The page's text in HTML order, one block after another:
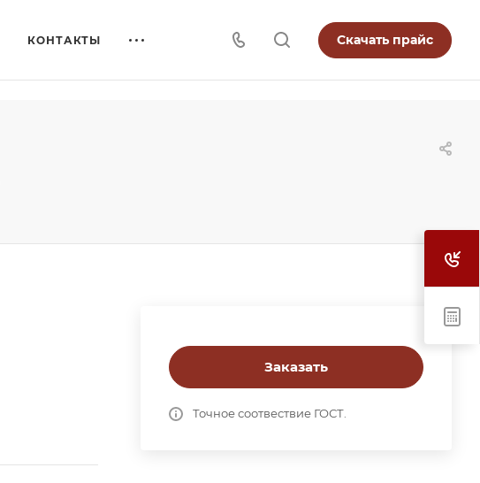
КОНТАКТЫ Скачать прайс
Заказать
Точное соотвествие ГОСТ.